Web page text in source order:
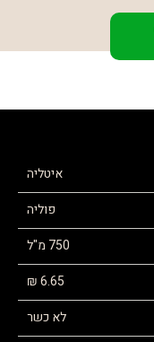
איטליה
פוליה
750 מ"ל
6.65 ₪
לא כשר